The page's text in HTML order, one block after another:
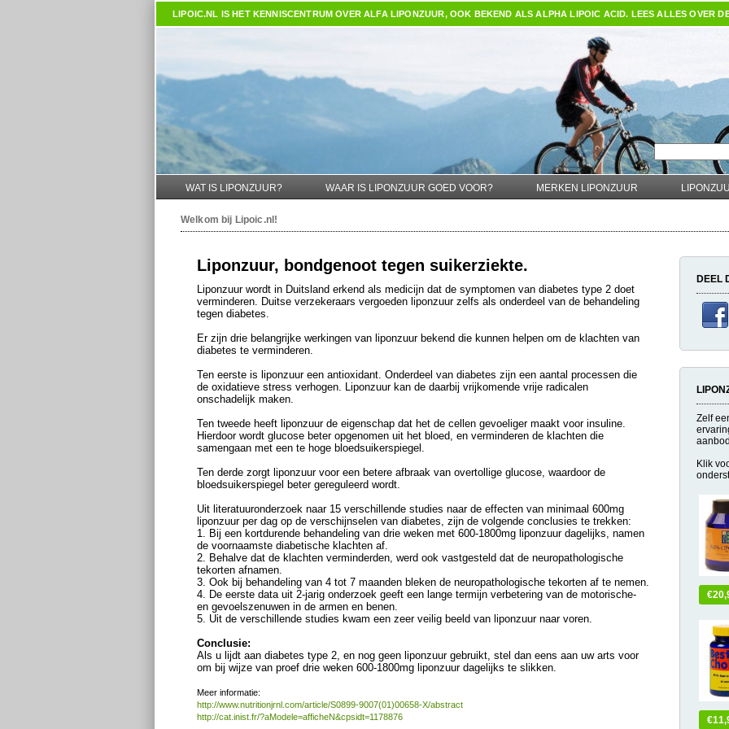
LIPOIC.NL IS HET KENNISCENTRUM OVER ALFA LIPONZUUR, OOK BEKEND ALS ALPHA LIPOIC ACID. LEES ALLES OVER
WAT IS LIPONZUUR? WAAR IS LIPONZUUR GOED VOOR? MERKEN LIPONZUUR
Welkom bij Lipoic.nl !
Liponzuur, bondgenoot tegen suikerziekte.
Liponzuur wordt in Duitsland erkend als medicijn dat de symptomen van diabetes type 2 doet
verminderen. Duitse verzekeraars vergoeden liponzuur zelfs als onderdeel van de behandeling
tegen diabetes.
Er zijn drie belangrijke werkingen van liponzuur bekend die kunnen helpen om de klachten van
diabetes te verminderen.
Ten eerste is liponzuur een antioxidant. Onderdeel van diabetes zijn een aantal processen die
de oxidatieve stress verhogen. Liponzuur kan de daarbij vrijkomende vrije radicalen
onschadelijk maken.
Ten tweede heeft liponzuur de eigenschap dat het de cellen gevoeliger maakt voor insuline.
Hierdoor wordt glucose beter opgenomen uit het bloed, en verminderen de klachten die
samengaan met een te hoge bloedsuikerspiegel.
Ten derde zorgt liponzuur voor een betere afbraak van overtollige glucose, waardoor de
bloedsuikerspiegel beter gereguleerd wordt.
Uit literatuuronderzoek naar 15 verschillende studies naar de effecten van minimaal 600mg
liponzuur per dag op de verschijnselen van diabetes, zijn de volgende conclusies te trekken:
1. Bij een kortdurende behandeling van drie weken met 600-1800mg liponzuur dagelijks, namen
de voornaamste diabetische klachten af.
2. Behalve dat de klachten verminderden, werd ook vastgesteld dat de neuropathologische
tekorten afnamen.
3. Ook bij behandeling van 4 tot 7 maanden bleken de neuropathologische tekorten af te nemen.
4. De eerste data uit 2-jarig onderzoek geeft een lange termijn verbetering van de motorische-
en gevoelszenuwen in de armen en benen.
5. Uit de verschillende studies kwam een zeer veilig beeld van liponzuur naar voren.
Conclusie:
Als u lijdt aan diabetes type 2, en nog geen liponzuur gebruikt, stel dan eens aan uw arts voor
om bij wijze van proef drie weken 600-1800mg liponzuur dagelijks te slikken.
Meer informatie:
http://www.nutritionjrnl.com/article/S0899-9007(01)00658-X/abstract
http://cat.inist.fr/?aModele=afficheN&cpsidt=1178876
DEEL
Zelf
Klik